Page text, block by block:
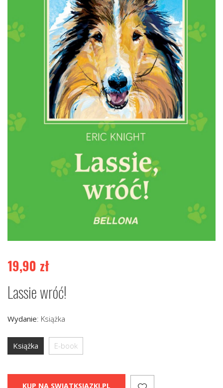
19,90 zł
Lassie wróć!
Wydanie: Książka
Książka E-book
KUP NA SWIATKSIAZKI.PL